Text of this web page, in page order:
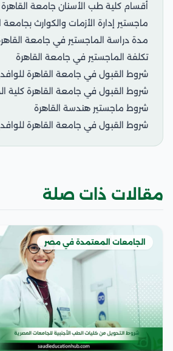
أقسام كلية طب الأسنان جامعة القاهرة
ماجستير إدارة الأزمات والكوارث بجامعة
مدة دراسة الماجستير في جامعة
تكلفة الماجستير في جامعة القاهرة
شروط القبول في جامعة القاهرة
شروط القبول في جامعة القاهرة كلية
شروط ماجستير هندسة القاهرة
شروط القبول في جامعة القاهرة
مقالات ذات صلة
الجامعات المعتمدة في مصر